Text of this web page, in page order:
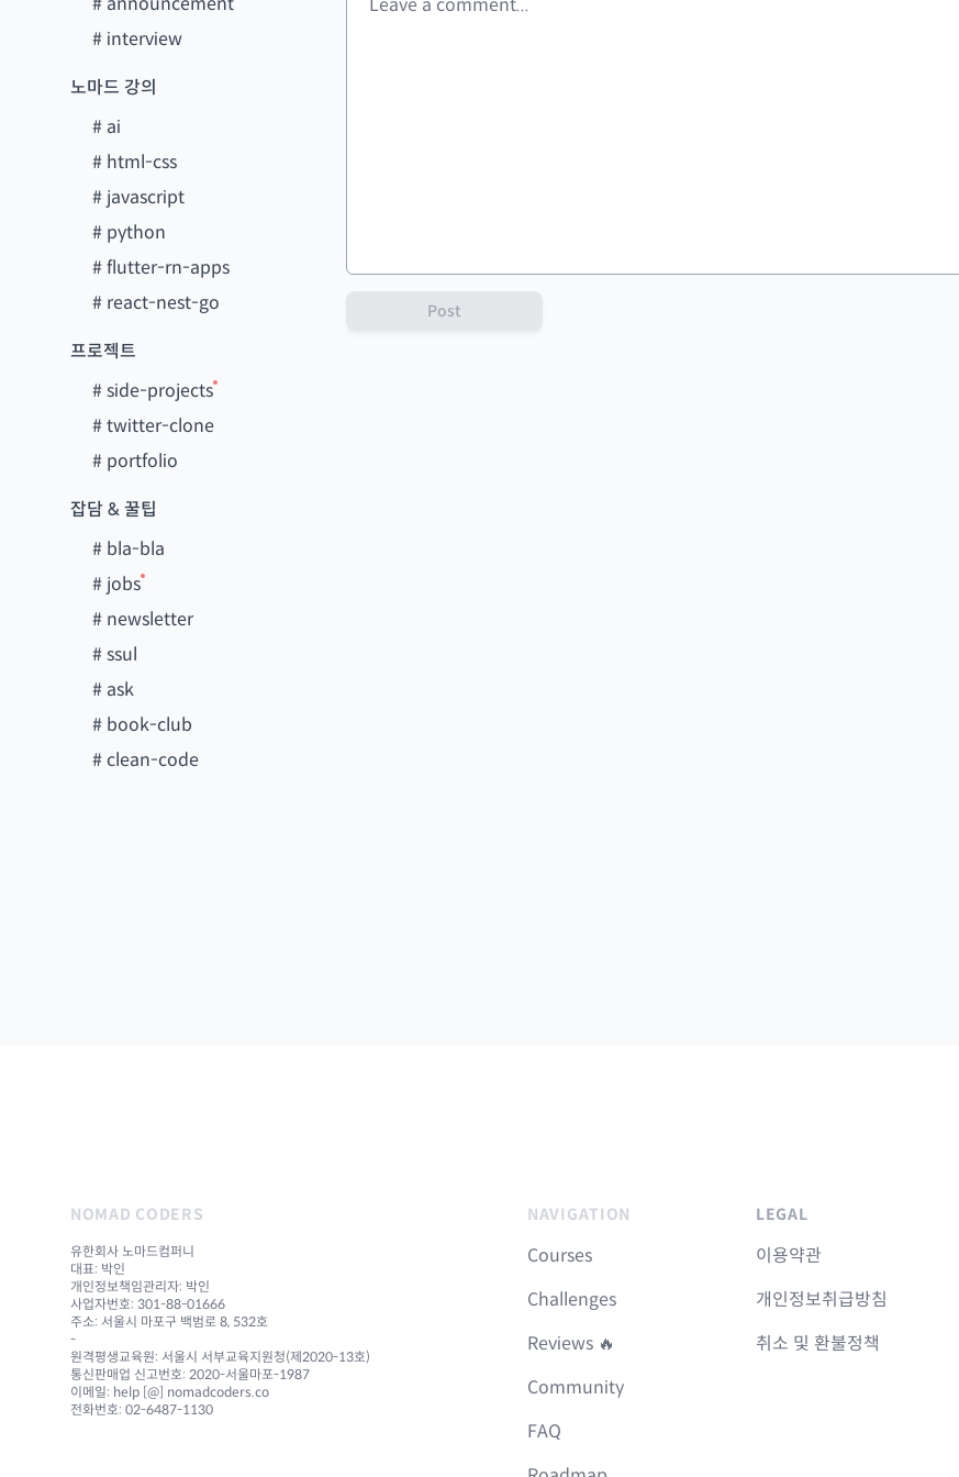
# interview
노마드 강의
# ai
# html-css
# javascript
# python
#flutter-rn-apps
# react-nest-go
프로젝트
#side-projects
#twitter-clone
# portfolio
잡담 & 꿀팁
# bla-bla
# jobs
# newsletter
#ssul
# ask
# book-club
#clean-code
Post
NOMAD CODERS
유한회사 노마드컴퍼니
대표: 박인
개인정보책임관리자: 박인
사업자번호: 301-88-01666
주소: 서울시 마포구 백범로 8, 532호
-
원격평생교육원: 서울시 서부교육지원청(제2020-13호)
통신판매업 신고번호: 2020-서울마포-1987
이메일: help [@] nomadcoders.co
전화번호: 02-6487-1130
NAVIGATION
Courses
Challenges
Reviews 🔥
Community
FAQ
LEGAL
이용약관
개인정보취급방침
취소 및 환불정책